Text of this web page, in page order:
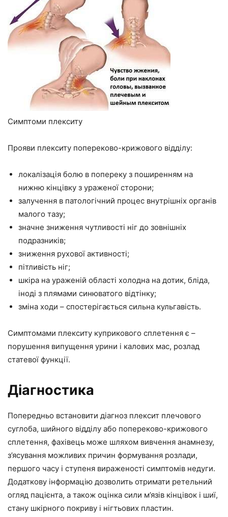
Симптоми плекситу
Прояви плекситу попереково-крижового відділу:
локалізація болю в попереку з поширенням на
нижню кінцівку з ураженої сторони;
залучення в патологічний процес внутрішніх органів
малого тазу;
значне зниження чутливості ніг до зовнішніх
подразників;
зниження рухової активності;
пітливість ніг;
шкіра на ураженій області холодна на дотик, бліда,
іноді з плямами синюватого відтінку;
зміна ходи – спостерігається сильна кульгавість.
Симптомами плекситу куприкового сплетення є –
порушення випущення урини і калових мас, розлад
статевої функції.
Діагностика
Попередньо встановити діагноз плексит плечового
суглоба, шийного відділу або попереково-крижового
сплетення, фахівець може шляхом вивчення анамнезу,
з’ясування можливих причин формування розлади,
першого часу і ступеня вираженості симптомів недуги.
Додаткову інформацію дозволить отримати ретельний
огляд пацієнта, а також оцінка сили м’язів кінцівок і шиї,
стану шкірного покриву і нігтьових пластин.